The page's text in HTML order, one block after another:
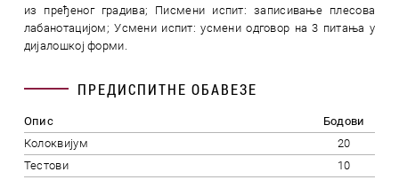
из пређеног градива; Писмени испит: записивање плесова
лабанотацијом; Усмени испит: усмени одговор на 3 питања у
дијалошкој форми.
ПРЕДИСПИТНЕ ОБАВЕЗЕ
Опис
Бодови
Колоквијум
20
Тестови
10